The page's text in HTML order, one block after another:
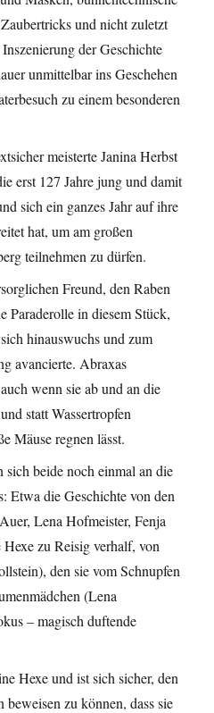
und nicht zuletzt
der Geschichte
unmittelbar ins Geschehen
zu einem besonderen
meisterte Janina Herbst
erst 127 Jahre jung und damit
sich ein ganzes Jahr auf ihre
hat, um am großen
teilnehmen zu dürfen.
Freund, den Raben
Paraderolle in diesem Stück,
hinauswuchs und zum
avancierte. Abraxas
wenn sie ab und an die
statt Wassertropfen
Mäuse regnen lässt.
beide noch einmal an die
Etwa die Geschichte von den
Lena Hofmeister, Fenja
zu Reisig verhalf, von
den sie vom Schnupfen
(Lena
– magisch duftende
Hexe und ist sich sicher, den
beweisen zu können, dass sie